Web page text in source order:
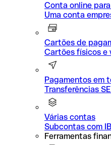
Conta online
Uma conta
Cartões de
Cartões físicos e
Pagamentos em
Transferências
Várias contas
Subcontas com
Ferramentas